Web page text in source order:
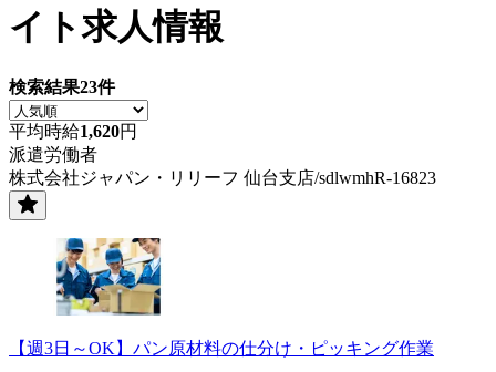
イト求人情報
検索結果23件
平均時給1,620円
派遣労働者
株式会社ジャパン・リリーフ 仙台支店/sdlwmhR-16823
【週3日～OK】パン原材料の仕分け・ピッキング作業